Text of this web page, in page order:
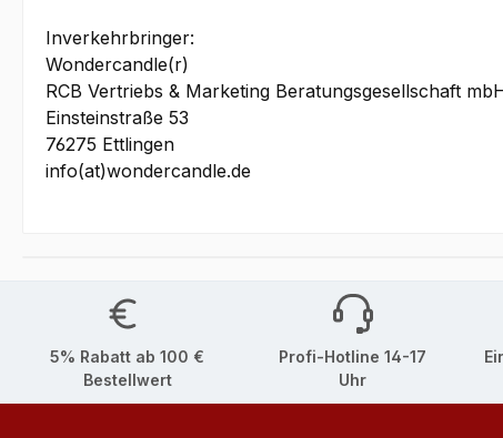
Inverkehrbringer:
Wondercandle(r)
RCB Vertriebs & Marketing Beratungsgesellschaft
Einsteinstraße 53
76275 Ettlingen
info(at)wondercandle.de
5% Rabatt ab 100 €
Bestellwert
Profi-Hotline 14-17
Uhr